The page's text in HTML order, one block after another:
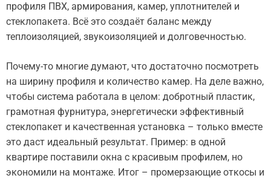
профиля ПВХ, армирования, камер, уплотнителей и
стеклопакета. Всё это создаёт баланс между
теплоизоляцией, звукоизоляцией и долговечностью.
Почему-то многие думают, что достаточно посмотреть
на ширину профиля и количество камер. На деле важно,
чтобы система работала в целом: добротный пластик,
грамотная фурнитура, энергетически эффективный
стеклопакет и качественная установка – только вместе
это даст идеальный результат. Пример: в одной
квартире поставили окна с красивым профилем, но
экономили на монтаже. Итог – промерзающие откосы и